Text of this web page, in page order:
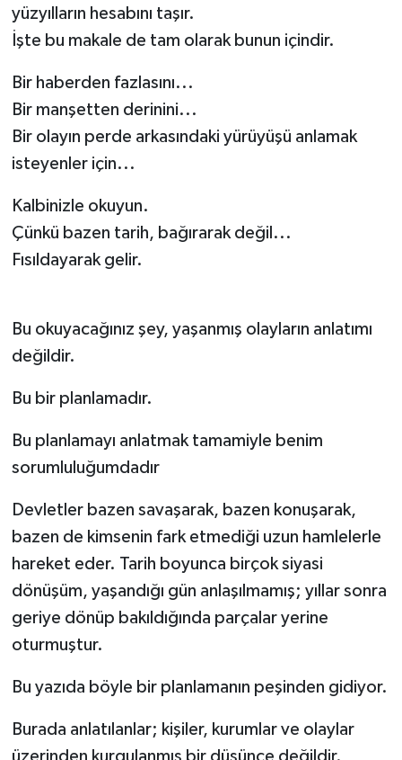
yüzyılların hesabını taşır.
İşte bu makale de tam olarak bunun içindir.
Bir haberden fazlasını...
Bir manşetten derinini...
Bir olayın perde arkasındaki yürüyüşü anlamak
isteyenler için...
Kalbinizle okuyun.
Çünkü bazen tarih, bağırarak değil...
Fısıldayarak gelir.
Bu okuyacağınız şey, yaşanmış olayların anlatımı
değildir.
Bu bir planlamadır.
Bu planlamayı anlatmak tamamiyle benim
sorumluluğumdadır
Devletler bazen savaşarak, bazen konuşarak,
bazen de kimsenin fark etmediği uzun hamlelerle
hareket eder. Tarih boyunca birçok siyasi
dönüşüm, yaşandığı gün anlaşılmamış; yıllar sonra
geriye dönüp bakıldığında parçalar yerine
oturmuştur.
Bu yazıda böyle bir planlamanın peşinden gidiyor.
Burada anlatılanlar; kişiler, kurumlar ve olaylar